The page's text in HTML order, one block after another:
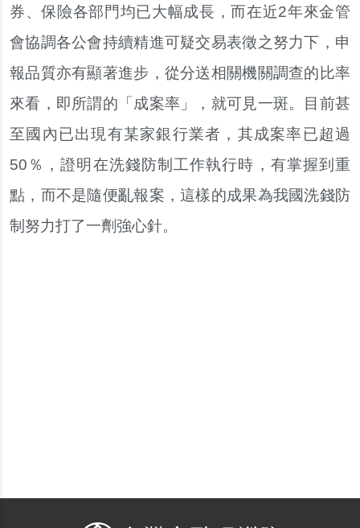
券、保險各部門均已大幅成長，而在近2年來金管
會協調各公會持續精進可疑交易表徵之努力下，申
報品質亦有顯著進步，從分送相關機關調查的比率
來看，即所謂的「成案率」，就可見一斑。目前甚
至國內已出現有某家銀行業者，其成案率已超過
50％，證明在洗錢防制工作執行時，有掌握到重
點，而不是隨便亂報案，這樣的成果為我國洗錢防
制努力打了一劑強心針。